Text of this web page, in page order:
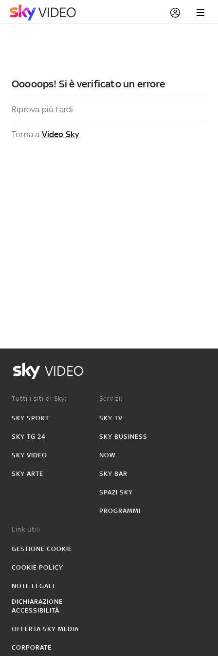
Ooooops! Si è verificato un errore
Riprova più tardi
Torna a Video Sky
VIDEO
Tutti i siti di Sky:
SKY SPORT
SKY TG 24
SKY VIDEO
SKY ARTE
Servizi:
SKY TV
SKY BUSINESS
NOW
SKY BAR
SPAZI SKY
PROGRAMMI
Link utili:
GESTIONE COOKIE
COOKIE POLICY
NOTE LEGALI
DICHIARAZIONE
ACCESSIBILITÀ
OFFERTA SKY MEDIA
CORPORATE